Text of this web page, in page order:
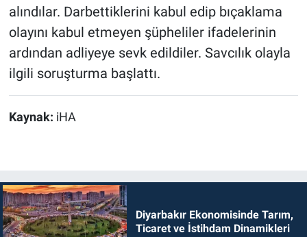
alındılar. Darbettiklerini kabul edip bıçaklama
olayını kabul etmeyen şüpheliler ifadelerinin
ardından adliyeye sevk edildiler. Savcılık olayla
ilgili soruşturma başlattı.
Kaynak: iHA
Diyarbakır Ekonomisinde Tarım,
Ticaret ve İstihdam Dinamikleri